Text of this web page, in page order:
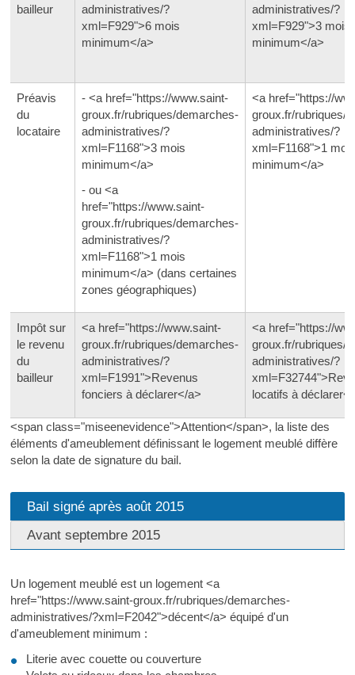
bailleur
administratives/?
xml=F929">6 mois
minimum</a>
administratives/?
xml=F929">3 mois
minimum</a>
Préavis
du
locataire
- <a href="https://www.saint-
groux.fr/rubriques/demarches-
administratives/?
xml=F1168">3 mois
minimum</a>
- ou <a
href="https://www.saint-
groux.fr/rubriques/demarches-
administratives/?
xml=F1168">1 mois
minimum</a> (dans certaines
zones géographiques)
<a href="https://
groux.fr/rubriques/
administratives/?
xml=F1168">1 mois
minimum</a>
Impôt sur
le revenu
du
bailleur
<a href="https://www.saint-
groux.fr/rubriques/demarches-
administratives/?
xml=F1991">Revenus
fonciers à déclarer</a>
<a href="https://
groux.fr/rubriques/
administratives/?
locatifs à
<span class="miseenevidence">Attention</span>, la liste des
éléments d'ameublement définissant le logement meublé diffère
selon la date de signature du bail.
Bail signé après août 2015
Avant septembre 2015
Un logement meublé est un logement <a
href="https://www.saint-groux.fr/rubriques/demarches-
administratives/?xml=F2042">décent</a> équipé d'un
d'ameublement minimum :
Literie avec couette ou couverture